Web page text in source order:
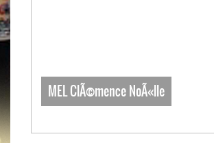
MEL ClÃ©mence NoÃ«lle